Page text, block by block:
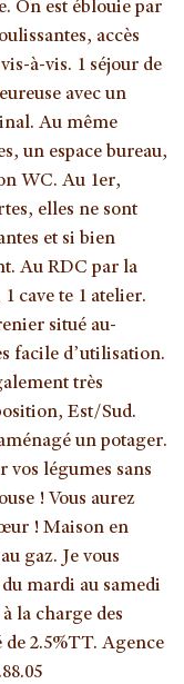
On est éblouie par
accès
à-vis. 1 séjour de
avec un
Au même
un espace bureau,
WC. Au 1er,
elles ne sont
et si bien
Au RDC par la
cave te 1 atelier.
situé au-
facile d’utilisation.
très
Est/Sud.
un potager.
vos légumes sans
! Vous aurez
! Maison en
gaz. Je vous
mardi au samedi
la charge des
2.5%TT. Agence